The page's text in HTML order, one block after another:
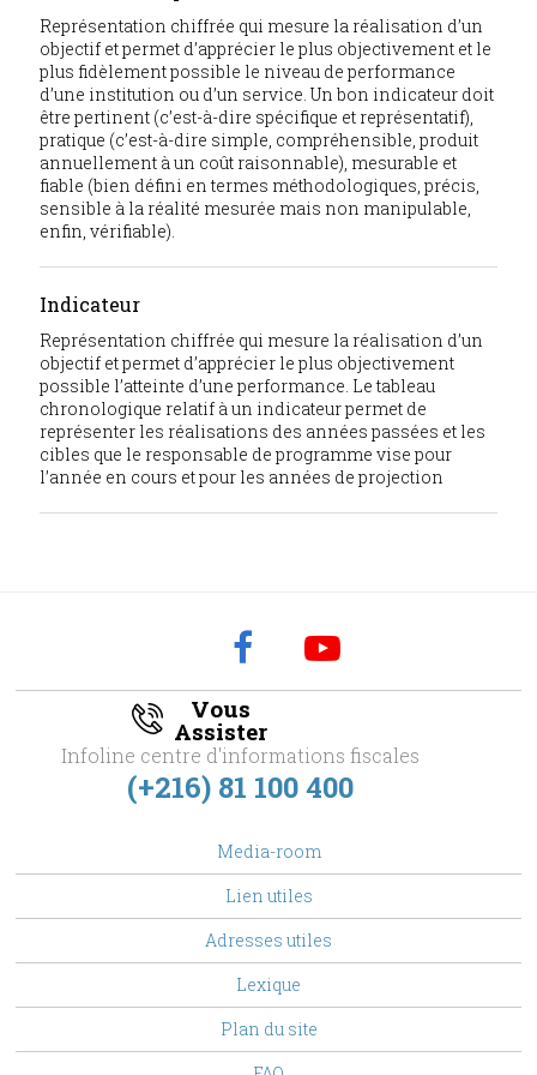
Représentation chiffrée qui mesure la réalisation d’un
objectif et permet d’apprécier le plus objectivement et le
plus fidèlement possible le niveau de performance
d’une institution ou d’un service. Un bon indicateur doit
être pertinent (c’est-à-dire spécifique et représentatif),
pratique (c’est-à-dire simple, compréhensible, produit
annuellement à un coût raisonnable), mesurable et
fiable (bien défini en termes méthodologiques, précis,
sensible à la réalité mesurée mais non manipulable,
enfin, vérifiable).
Indicateur
Représentation chiffrée qui mesure la réalisation d’un
objectif et permet d’apprécier le plus objectivement
possible l’atteinte d’une performance. Le tableau
chronologique relatif à un indicateur permet de
représenter les réalisations des années passées et les
cibles que le responsable de programme vise pour
l’année en cours et pour les années de projection
Vous
Assister
Infoline centre d'informations fiscales
(+216) 81 100 400
Media-room
Lien utiles
Adresses utiles
Lexique
Plan du site